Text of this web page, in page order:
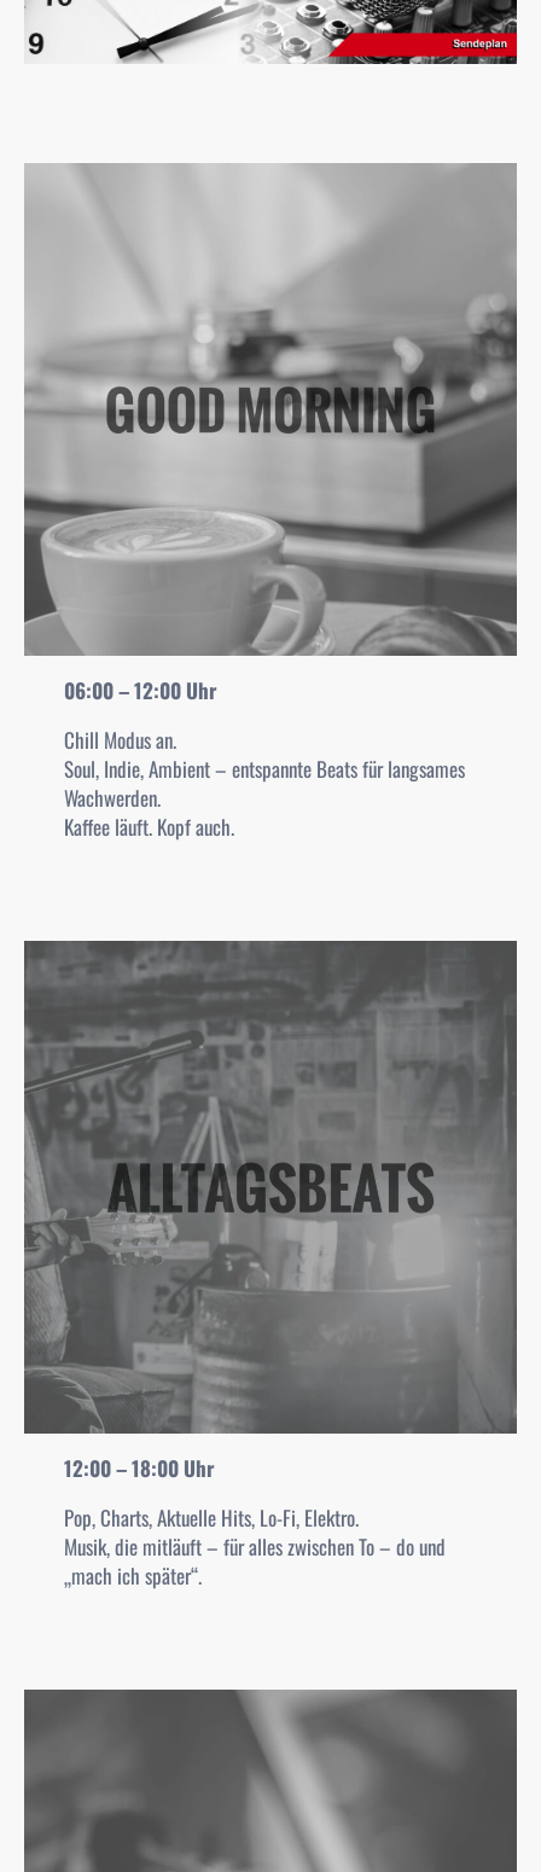
06:00 – 12:00 Uhr
Chill Modus an.
Soul, Indie, Ambient – entspannte Beats für langsames
Wachwerden.
Kaffee läuft. Kopf auch.
12:00 – 18:00 Uhr
Pop, Charts, Aktuelle Hits, Lo-Fi, Elektro.
Musik, die mitläuft – für alles zwischen To – do und
„mach ich später“.